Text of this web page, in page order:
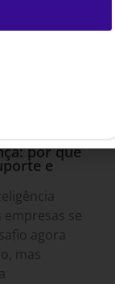
DE 2026 14H00
por que
e
se
agora
mas